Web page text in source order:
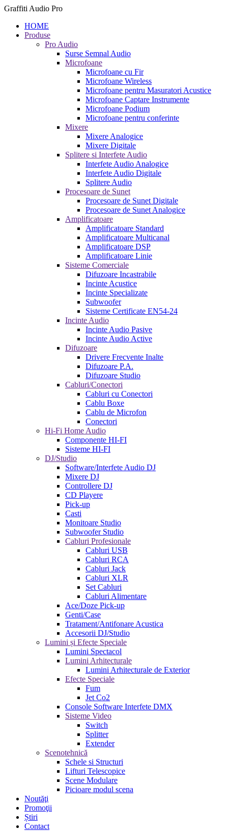
Graffiti Audio Pro
HOME
Produse
Pro Audio
Surse Semnal Audio
Microfoane
Microfoane cu Fir
Microfoane Wireless
Microfoane pentru Masuratori Acustice
Microfoane Captare Instrumente
Microfoane Podium
Microfoane pentru conferinte
Mixere
Mixere Analogice
Mixere Digitale
Splitere si Interfete Audio
Interfete Audio Analogice
Interfete Audio Digitale
Splitere Audio
Procesoare de Sunet
Procesoare de Sunet Digitale
Procesoare de Sunet Analogice
Amplificatoare
Amplificatoare Standard
Amplificatoare Multicanal
Amplificatoare DSP
Amplificatoare Linie
Sisteme Comerciale
Difuzoare Incastrabile
Incinte Acustice
Incinte Specializate
Subwoofer
Sisteme Certificate EN54-24
Incinte Audio
Incinte Audio Pasive
Incinte Audio Active
Difuzoare
Drivere Frecvente Inalte
Difuzoare P.A.
Difuzoare Studio
Cabluri/Conectori
Cabluri cu Conectori
Cablu Boxe
Cablu de Microfon
Conectori
Hi-Fi Home Audio
Componente HI-FI
Sisteme HI-FI
DJ/Studio
Software/Interfete Audio DJ
Mixere DJ
Controllere DJ
CD Playere
Pick-up
Casti
Monitoare Studio
Subwoofer Studio
Cabluri Profesionale
Cabluri USB
Cabluri RCA
Cabluri Jack
Cabluri XLR
Set Cabluri
Cabluri Alimentare
Ace/Doze Pick-up
Genti/Case
Tratament/Antifonare Acustica
Accesorii DJ/Studio
Lumini și Efecte Speciale
Lumini Spectacol
Lumini Arhitecturale
Lumini Arhitecturale de Exterior
Efecte Speciale
Fum
Jet Co2
Console Software Interfete DMX
Sisteme Video
Switch
Splitter
Extender
Scenotehnică
Schele si Structuri
Lifturi Telescopice
Scene Modulare
Picioare modul scena
Noutăţi
Promoţii
Știri
Contact